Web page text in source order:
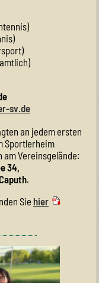
sv.de
an jedem ersten
Sportlerheim
Vereinsgelände:
34,
.
Sie hier